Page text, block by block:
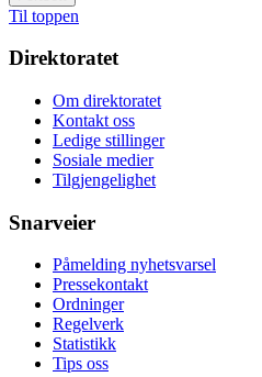
Til toppen
Direktoratet
Om direktoratet
Kontakt oss
Ledige stillinger
Sosiale medier
Tilgjengelighet
Snarveier
Påmelding nyhetsvarsel
Pressekontakt
Ordninger
Regelverk
Statistikk
Tips oss